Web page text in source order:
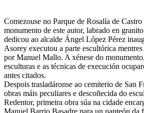
Comezouse no Parque de Rosalía de
monumento de este autor, labrado en
dedicou ao alcalde Ángel López Pérez
Asorey executou a parte escultórica
por Manuel Mallo. A xénese do
esculturas e as técnicas de execución
antes citados.
Despois trasladáronse ao cemiterio de San
obras máis peculiares e descoñecida do
Redentor, primeira obra súa na cidade
Manuel Barrio Basadre para un panteón da